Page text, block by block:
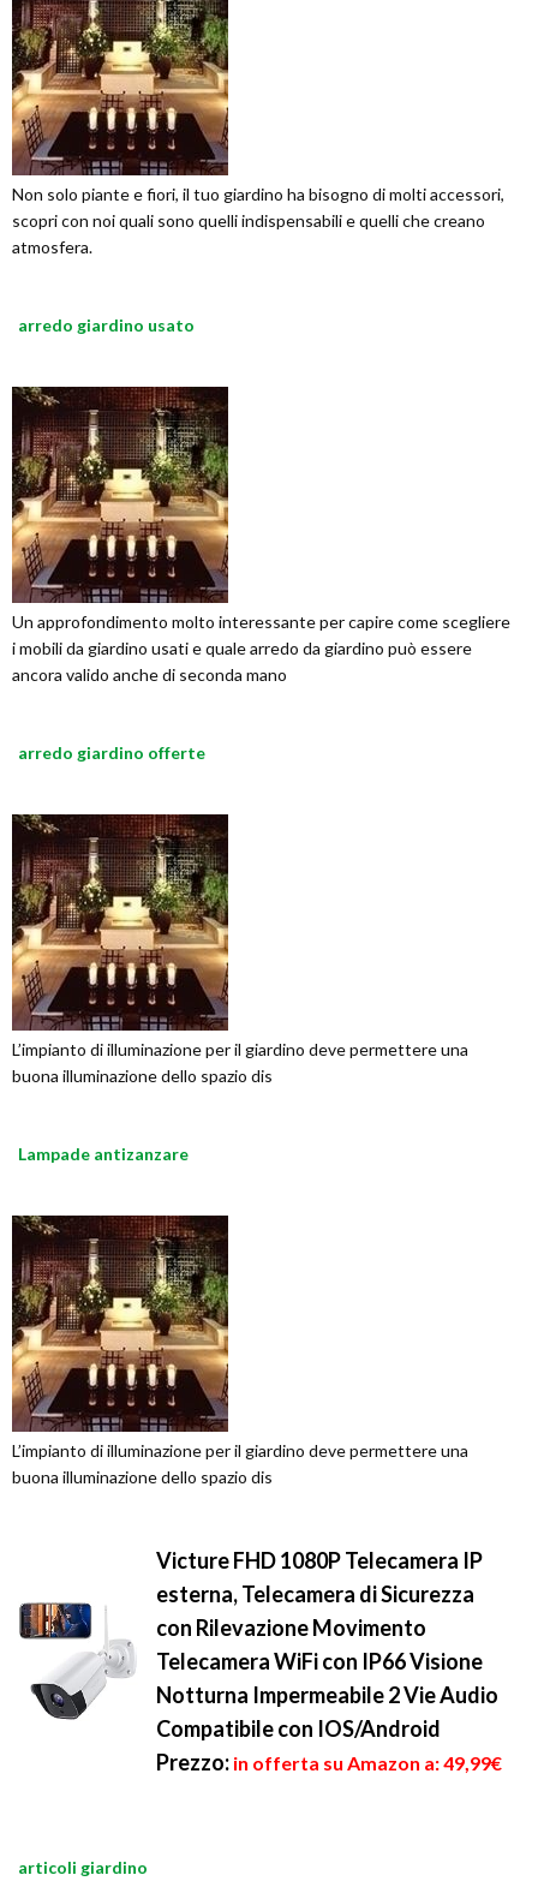
Non solo piante e fiori, il tuo giardino ha bisogno di molti accessori,
scopri con noi quali sono quelli indispensabili e quelli che creano
atmosfera.
arredo giardino usato
Un approfondimento molto interessante per capire come scegliere
i mobili da giardino usati e quale arredo da giardino può essere
ancora valido anche di seconda mano
arredo giardino offerte
L’impianto di illuminazione per il giardino deve permettere una
buona illuminazione dello spazio dis
Lampade antizanzare
L’impianto di illuminazione per il giardino deve permettere una
buona illuminazione dello spazio dis
Victure FHD 1080P Telecamera IP
esterna, Telecamera di Sicurezza
con Rilevazione Movimento
Telecamera WiFi con IP66 Visione
Notturna Impermeabile 2 Vie Audio
Compatibile con IOS/Android
Prezzo: in offerta su Amazon a: 49,99€
articoli giardino